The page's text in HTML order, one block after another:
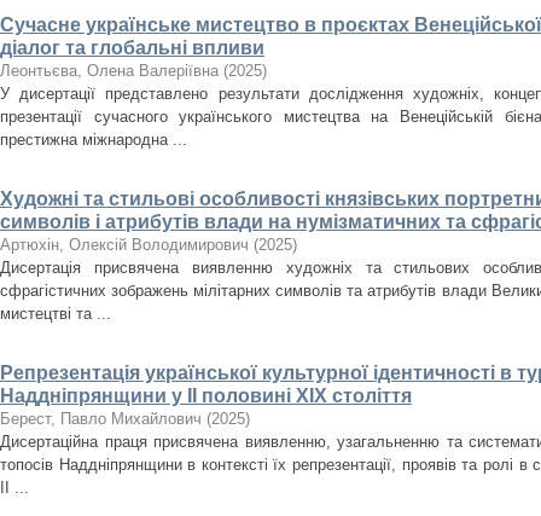
Сучасне українське мистецтво в проєктах
діалог та глобальні впливи
Леонтьєва, Олена Валеріївна (2025)
У дисертації представлено результати дослідження художніх,
презентації сучасного українського мистецтва на Венеційській
престижна міжнародна ...
Художні та стильові особливості князівських
символів і атрибутів влади на нумізматичних та
Артюхін, Олексій Володимирович (2025)
Дисертація присвячена виявленню художніх та стильових
сфрагістичних зображень мілітарних символів та атрибутів влади
мистецтві та ...
Репрезентація української культурної ідентичності в
Наддніпрянщини у ІІ половині XIX століття
Берест, Павло Михайлович (2025)
Дисертаційна праця присвячена виявленню, узагальненню та
топосів Наддніпрянщини в контексті їх репрезентації, проявів та ролі в
ІІ ...